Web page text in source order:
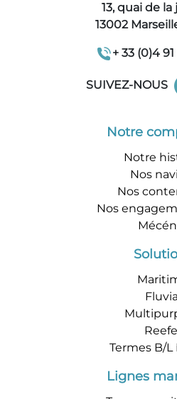
13, quai de
13002
+ 33 (0)4
SUIVEZ-NOUS
Notre
Notre
Nos
Nos
Nos
Fluvial
Termes B/L
Lignes